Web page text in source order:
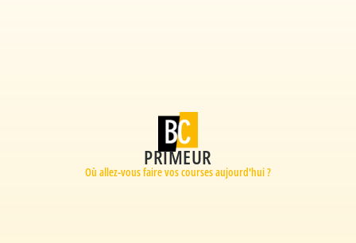
PRIMEUR
Où allez-vous faire vos courses aujourd'hui ?​